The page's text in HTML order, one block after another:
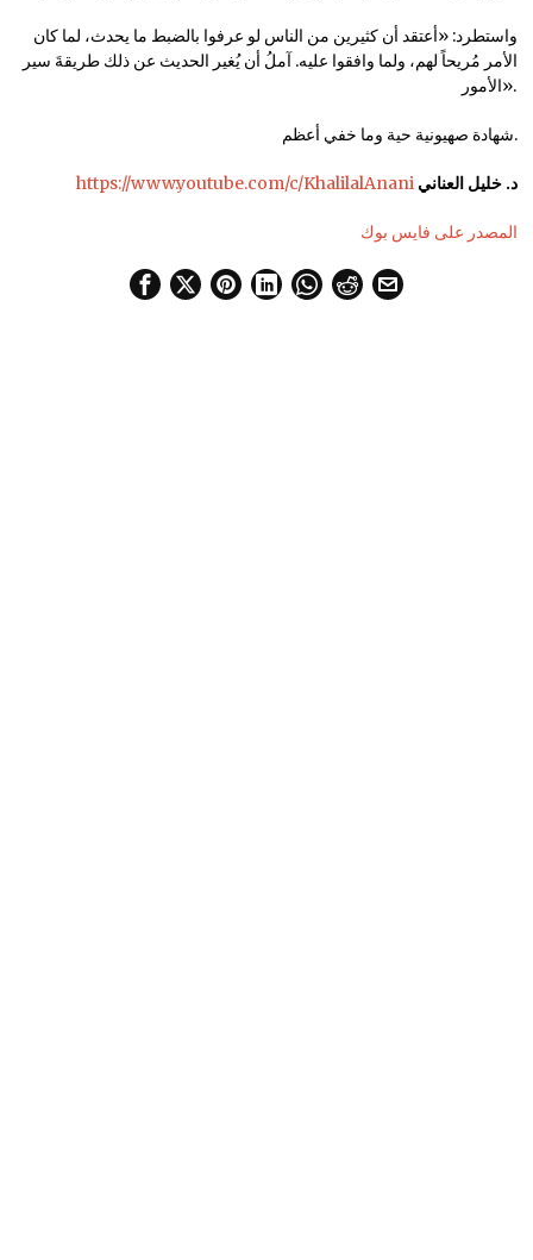
واستطرد: «أعتقد أن كثيرين من الناس لو عرفوا بالضبط ما يحدث، لما كان
الأمر مُريحاً لهم، ولما وافقوا عليه. آملُ أن يُغير الحديث عن ذلك طريقةَ سير
الأمور».
شهادة صهيونية حية وما خفي أعظم.
https://www.youtube.com/c/KhalilalAnani د. خليل العناني
المصدر على فايس بوك